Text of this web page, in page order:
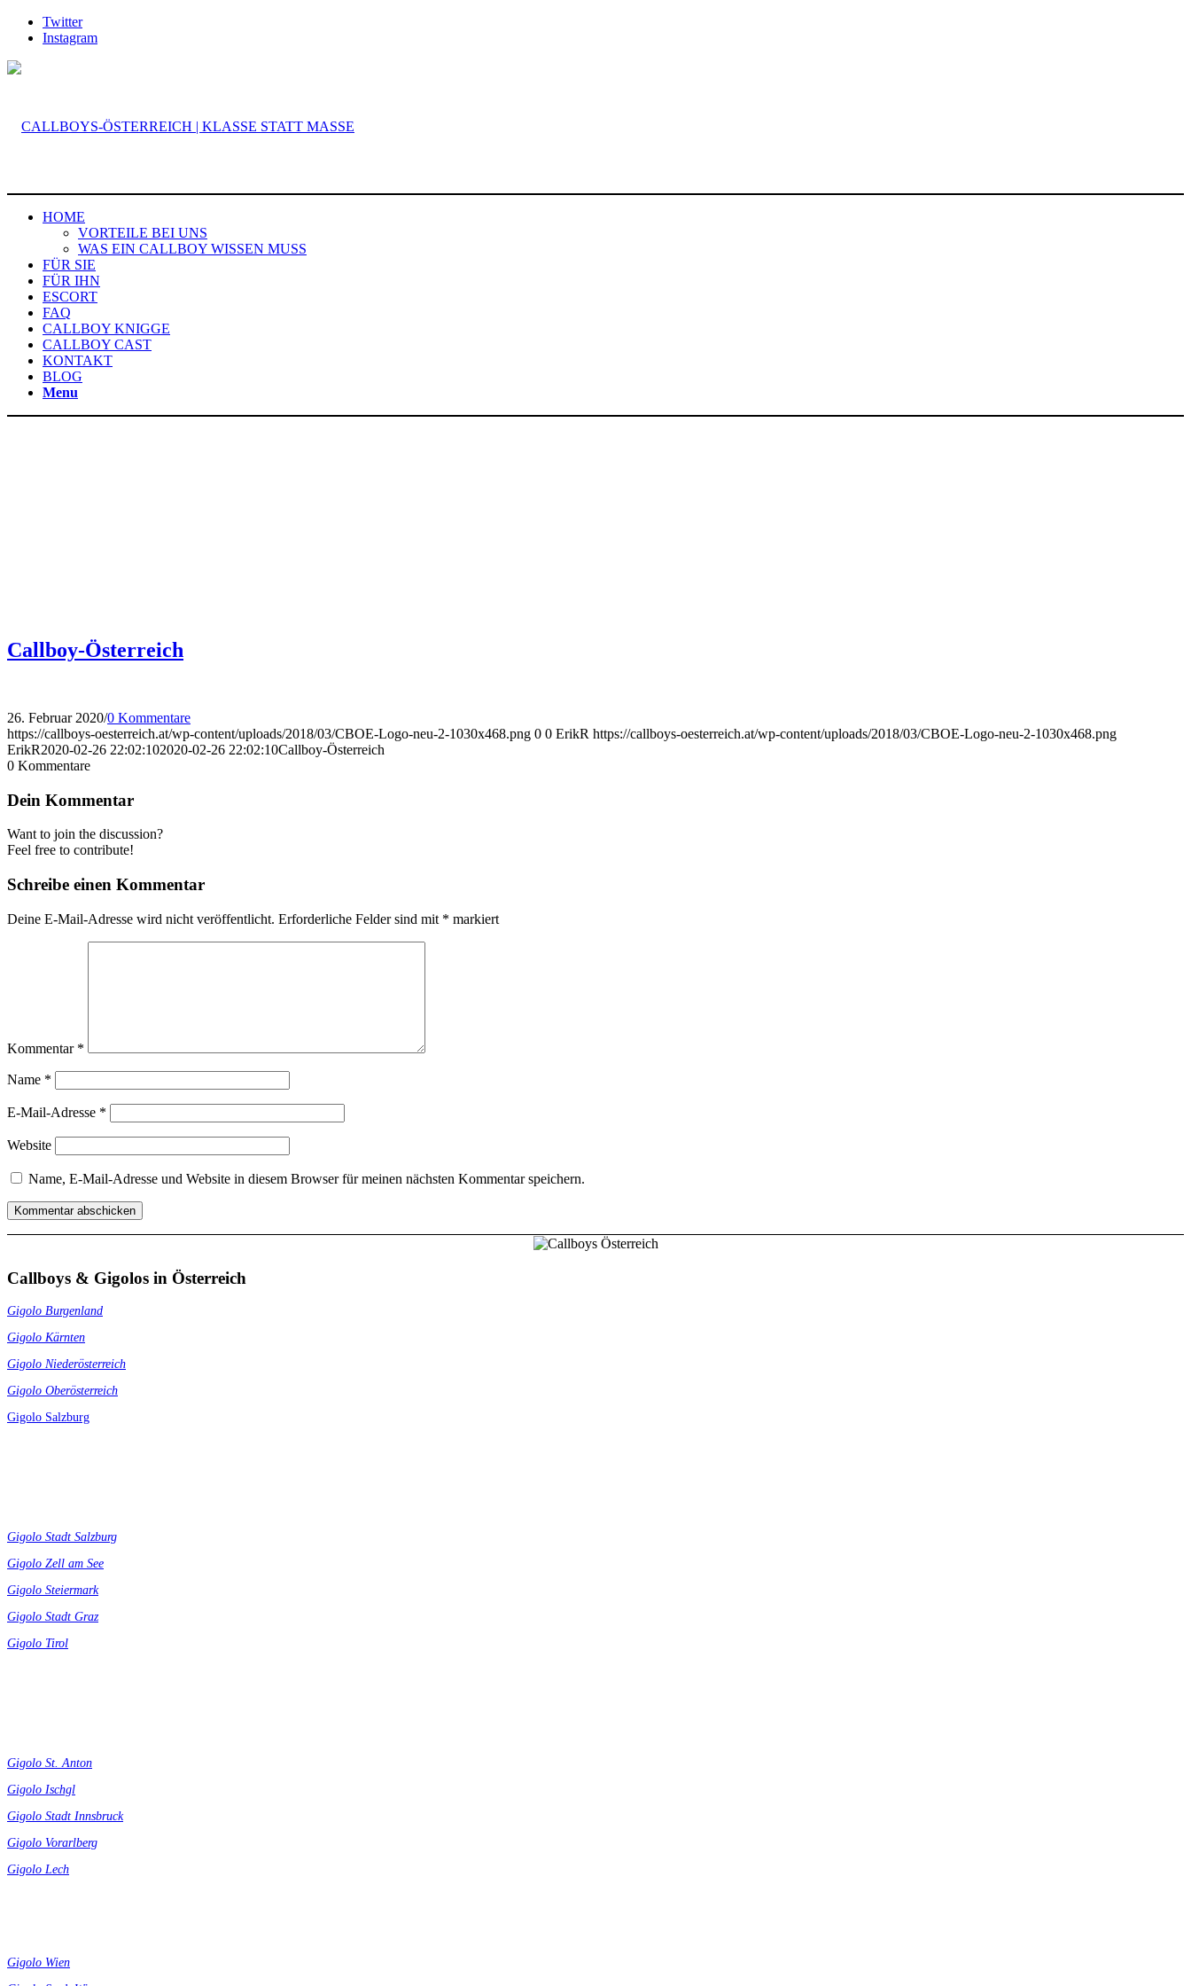
Twitter
Instagram
HOME
VORTEILE BEI UNS
WAS EIN CALLBOY WISSEN MUSS
FÜR SIE
FÜR IHN
ESCORT
FAQ
CALLBOY KNIGGE
CALLBOY CAST
KONTAKT
BLOG
Menu
Callboy-Österreich
26. Februar 2020/0 Kommentare
https://callboys-oesterreich.at/wp-content/uploads/2018/03/CBOE-Logo-neu-2-1030x468.png 0 0 ErikR https://callboys-oesterreich.at/wp-content/uploads/2018/03/CBOE-Logo-neu-2-1030x468.png
ErikR2020-02-26 22:02:102020-02-26 22:02:10Callboy-Österreich
0 Kommentare
Dein Kommentar
Want to join the discussion?
Feel free to contribute!
Schreibe einen Kommentar
Deine E-Mail-Adresse wird nicht veröffentlicht. Erforderliche Felder sind mit * markiert
Kommentar *
Name *
E-Mail-Adresse *
Website
Name, E-Mail-Adresse und Website in diesem Browser für meinen nächsten Kommentar speichern.
Callboys & Gigolos in Österreich
Gigolo Burgenland
Gigolo Kärnten
Gigolo Niederösterreich
Gigolo Oberösterreich
Gigolo Salzburg
Gigolo Stadt Salzburg
Gigolo Zell am See
Gigolo Steiermark
Gigolo Stadt Graz
Gigolo Tirol
Gigolo St. Anton
Gigolo Ischgl
Gigolo Stadt Innsbruck
Gigolo Vorarlberg
Gigolo Lech
Gigolo Wien